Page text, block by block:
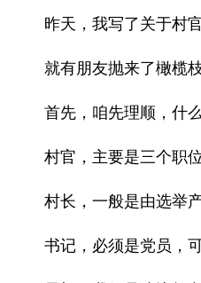
昨天，我写了关于村
就有朋友抛来了橄榄
首先，咱先理顺，什
村官，主要是三个职
村长，一般是由选举
书记，必须是党员，